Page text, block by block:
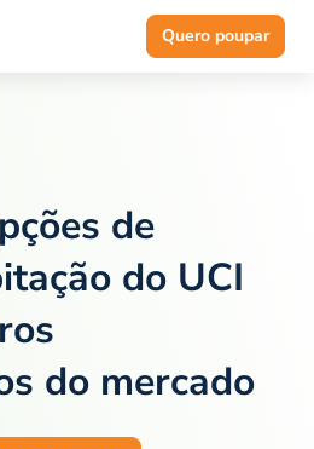
Quero poupar
de
do UCI
do mercado